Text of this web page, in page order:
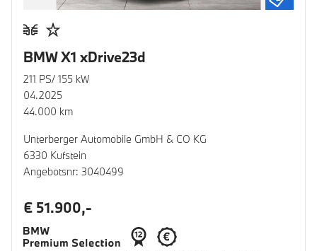
BMW X1 xDrive23d
211 PS/ 155 kW
04.2025
44.000 km
Unterberger Automobile GmbH & CO KG
6330 Kufstein
Angebotsnr: 3040499
€ 51.900,-